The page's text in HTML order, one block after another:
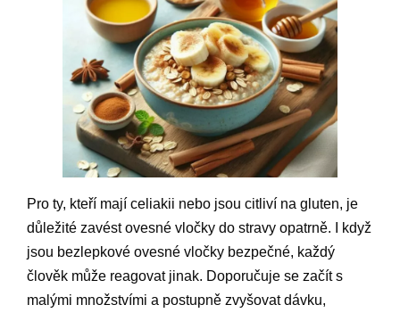
Pro ty, kteří mají celiakii nebo jsou citliví na gluten, je
důležité zavést ovesné vločky do stravy opatrně. I když
jsou bezlepkové ovesné vločky bezpečné, každý
člověk může reagovat jinak. Doporučuje se začít s
malými množstvími a postupně zvyšovat dávku,